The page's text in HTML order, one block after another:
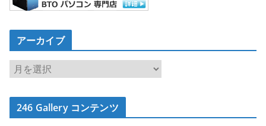
アーカイブ
ア
ー
カ
イ246 Gallery コンテンツ